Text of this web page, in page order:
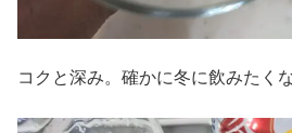
コクと深み。確かに冬に飲みたく